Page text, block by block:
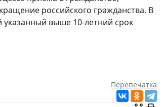
российского гражданства. В
указанный выше 10-летний срок
Перепечатка